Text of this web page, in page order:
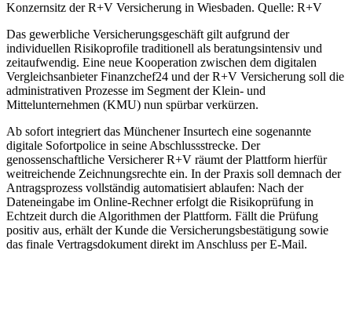
Konzernsitz der R+V Versicherung in Wiesbaden. Quelle: R+V
Das gewerbliche Versicherungsgeschäft gilt aufgrund der
individuellen Risikoprofile traditionell als beratungsintensiv und
zeitaufwendig. Eine neue Kooperation zwischen dem digitalen
Vergleichsanbieter Finanzchef24 und der R+V Versicherung soll die
administrativen Prozesse im Segment der Klein- und
Mittelunternehmen (KMU) nun spürbar verkürzen.
Ab sofort integriert das Münchener Insurtech eine sogenannte
digitale Sofortpolice in seine Abschlussstrecke. Der
genossenschaftliche Versicherer R+V räumt der Plattform hierfür
weitreichende Zeichnungsrechte ein. In der Praxis soll demnach der
Antragsprozess vollständig automatisiert ablaufen: Nach der
Dateneingabe im Online-Rechner erfolgt die Risikoprüfung in
Echtzeit durch die Algorithmen der Plattform. Fällt die Prüfung
positiv aus, erhält der Kunde die Versicherungsbestätigung sowie
das finale Vertragsdokument direkt im Anschluss per E-Mail.